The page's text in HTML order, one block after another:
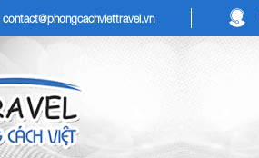
contact@phongcachviettravel.vn